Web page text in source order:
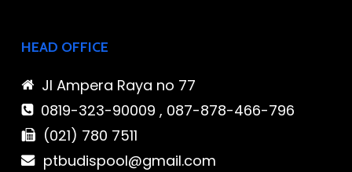
HEAD OFFICE
Jl Ampera Raya no 77
0819-323-90009 , 087-878-466-796
(021) 780 7511
ptbudispool@gmail.com